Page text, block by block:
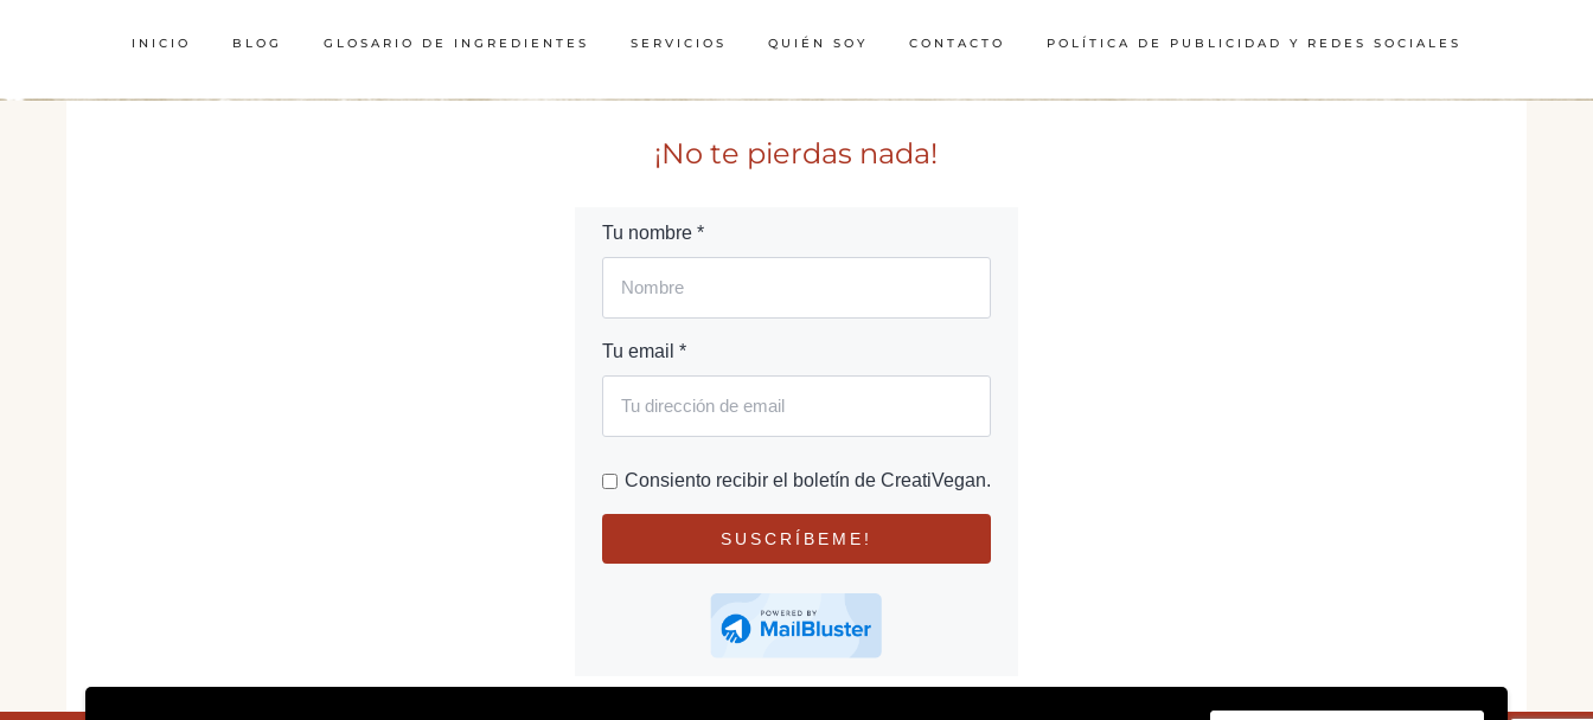
INICIO BLOG GLOSARIO DE INGREDIENTES SERVICIOS QUIÉN SOY CONTACTO POLÍTICA DE PUBLICIDAD Y REDES SOCIALES
¡No te pierdas nada!
Tu nombre *
Tu email *
Consiento recibir el boletín de CreatiVegan.
SUSCRÍBEME!